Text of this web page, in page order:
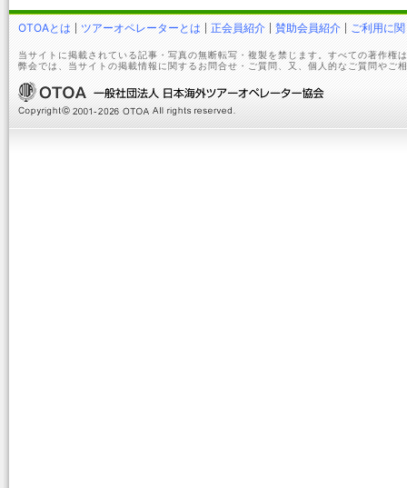
OTOAとは ツアーオペレーターとは 正会員紹介 賛助会員紹介 ご利用に
当サイトに掲載されている記事・写真の無断転写・複製を禁じます。すべての著作権
弊会では、当サイトの掲載情報に関するお問合せ・ご質問、又、個人的なご質問やご